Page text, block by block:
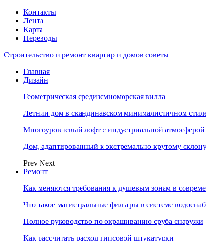
Контакты
Лента
Карта
Переводы
Строительство и ремонт квартир и домов советы
Главная
Дизайн
Геометрическая средиземноморская вилла
Летний дом в скандинавском минималистичном
Многоуровневый лофт с индустриальной атмосферой
Дом, адаптированный к экстремально крутому склону
Prev Next
Ремонт
Как меняются требования к душевым зонам в
Что такое магистральные фильтры в системе
Полное руководство по окрашиванию сруба снаружи
Как рассчитать расход гипсовой штукатурки